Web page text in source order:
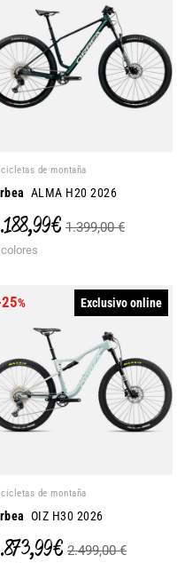
de montaña
ALMA H20 2026
€ 1.399,00 €
% Exclusivo online
de montaña
OIZ H30 2026
€ 2.499,00 €